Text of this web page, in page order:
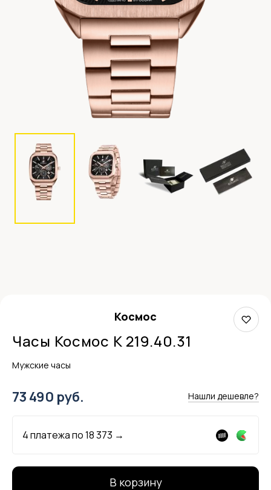
Космос
Часы Космос K 219.40.31
Мужские часы
73 490 руб. Нашли дешевле?
4 платежа по18 373 →
В корзину